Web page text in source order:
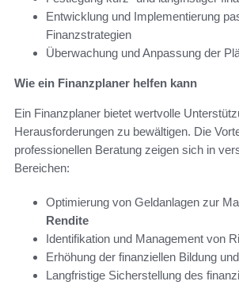
Entwicklung und Implementierung
Finanzstrategien
Überwachung und Anpassung der
Wie ein Finanzplaner helfen kann
Ein Finanzplaner bietet wertvolle
Herausforderungen zu bewältigen. Die
professionellen Beratung zeigen sich in
Bereichen:
Optimierung von Geldanlagen zur
Rendite
Identifikation und Management von
Erhöhung der finanziellen Bildung
Langfristige Sicherstellung des